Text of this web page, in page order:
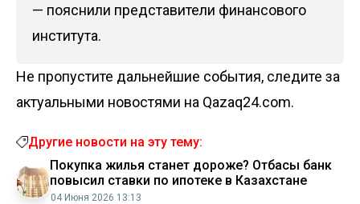
— пояснили представители финансового
института.
Не пропустите дальнейшие события, следите за
актуальными новостями на Qazaq24.com.
Другие новости на эту тему:
Покупка жилья станет дороже? Отбасы банк
повысил ставки по ипотеке в Казахстане
04 Июня 2026 13:13